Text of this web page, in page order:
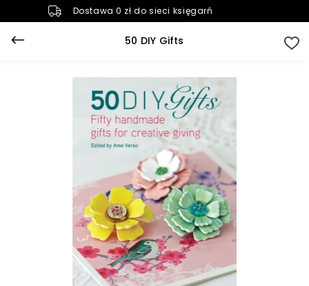
Dostawa 0 zł do sieci księgarń
50 DIY Gifts